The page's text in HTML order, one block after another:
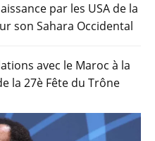
par les USA de la
son Sahara Occidental
avec le Maroc à la
la 27è Fête du Trône